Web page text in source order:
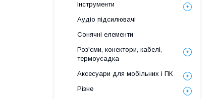
Інструменти
Аудіо підсилювачі
Сонячні елементи
Роз'єми, конектори, кабелі,
термоусадка
Аксесуари для мобільних і ПК
Різне